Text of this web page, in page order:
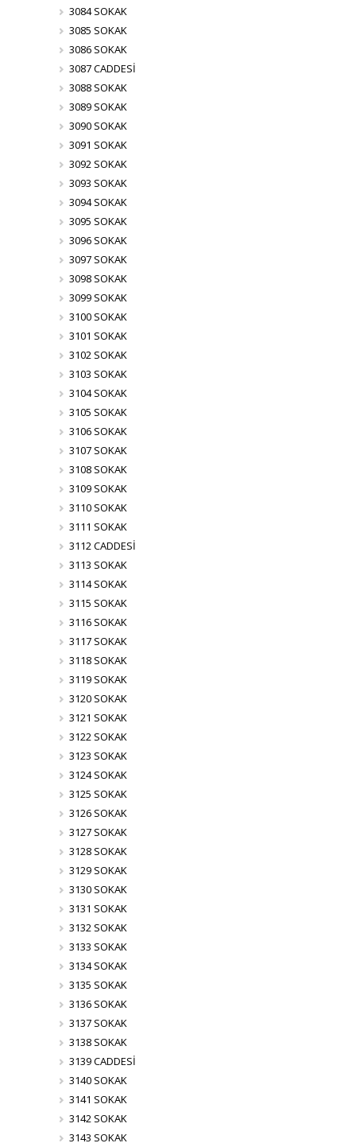
3084 SOKAK
3085 SOKAK
3086 SOKAK
3087 CADDESİ
3088 SOKAK
3089 SOKAK
3090 SOKAK
3091 SOKAK
3092 SOKAK
3093 SOKAK
3094 SOKAK
3095 SOKAK
3096 SOKAK
3097 SOKAK
3098 SOKAK
3099 SOKAK
3100 SOKAK
3101 SOKAK
3102 SOKAK
3103 SOKAK
3104 SOKAK
3105 SOKAK
3106 SOKAK
3107 SOKAK
3108 SOKAK
3109 SOKAK
3110 SOKAK
3111 SOKAK
3112 CADDESİ
3113 SOKAK
3114 SOKAK
3115 SOKAK
3116 SOKAK
3117 SOKAK
3118 SOKAK
3119 SOKAK
3120 SOKAK
3121 SOKAK
3122 SOKAK
3123 SOKAK
3124 SOKAK
3125 SOKAK
3126 SOKAK
3127 SOKAK
3128 SOKAK
3129 SOKAK
3130 SOKAK
3131 SOKAK
3132 SOKAK
3133 SOKAK
3134 SOKAK
3135 SOKAK
3136 SOKAK
3137 SOKAK
3138 SOKAK
3139 CADDESİ
3140 SOKAK
3141 SOKAK
3142 SOKAK
3143 SOKAK